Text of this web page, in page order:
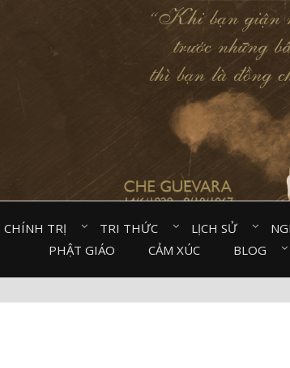
CHÍNH TRỊ⠀ TRI THỨC⠀ LỊCH SỬ⠀
PHẬT GIÁO⠀
CẢM XÚC⠀ BLOG⠀